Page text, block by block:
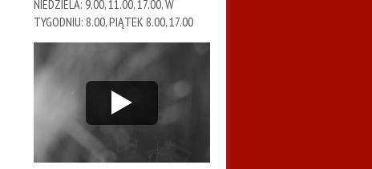
NIEDZIELA: 9.00, 11.00, 17.00, W
TYGODNIU: 8.00, PIĄTEK 8.00, 17.00